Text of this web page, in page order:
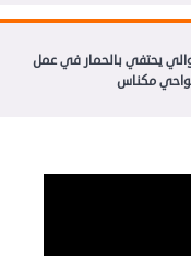
يحتفي بالحمار في عمل
مكناس